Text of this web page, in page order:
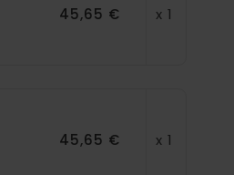
45,65 € x 1
45,65 € x 1